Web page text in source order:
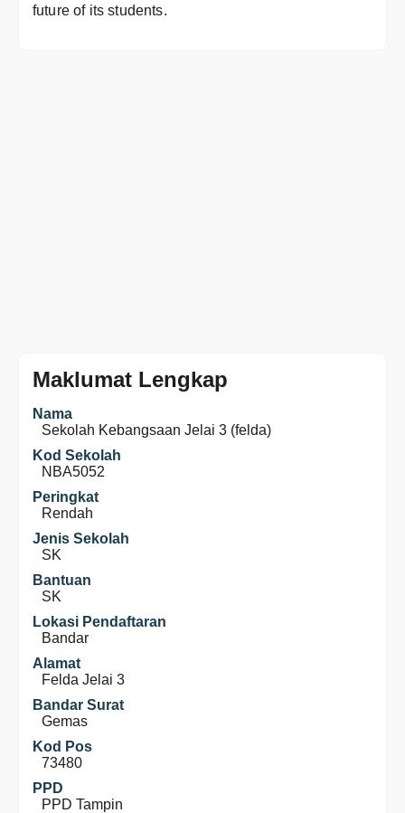
future of its students.
Maklumat Lengkap
Nama
Sekolah Kebangsaan Jelai 3 (felda)
Kod Sekolah
NBA5052
Peringkat
Rendah
Jenis Sekolah
SK
Bantuan
SK
Lokasi Pendaftaran
Bandar
Alamat
Felda Jelai 3
Bandar Surat
Gemas
Kod Pos
73480
PPD
PPD Tampin